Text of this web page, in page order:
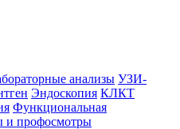
анализы УЗИ-
Эндоскопия КЛКТ
Функциональная
и профосмотры